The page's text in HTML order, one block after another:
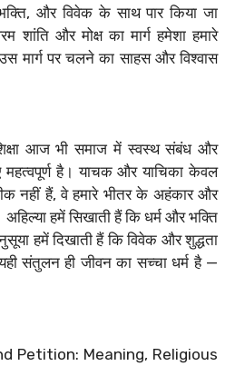
और विवेक के साथ पार किया जा
और मोक्ष का मार्ग हमेशा हमारे
मार्ग पर चलने का साहस और विश्वास
आज भी समाज में स्वस्थ संबंध और
महत्वपूर्ण है। याचक और याचिका केवल
नहीं हैं, वे हमारे भीतर के अहंकार और
हमें सिखाती हैं कि धर्म और भक्ति
हमें दिखाती हैं कि विवेक और शुद्धता
यही संतुलन ही जीवन का सच्चा धर्म है —
Petition: Meaning, Religious